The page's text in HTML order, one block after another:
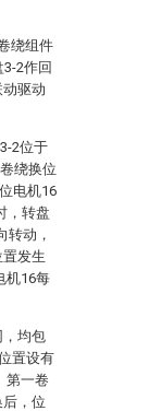
绕组件
2作回
驱动
2位于
绕换位
电机16
，转盘
转动，
发生
机16每
，均包
置设有
第一卷
，位